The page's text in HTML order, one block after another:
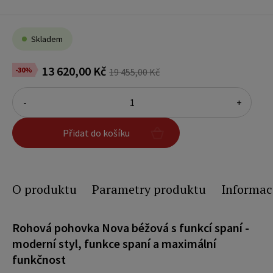
Skladem
-30% 13 620,00 Kč 19 455,00 Kč
- +
Přidat do košíku
O produktu Parametry produktu
Rohová pohovka Nova béžová s funkcí spaní -
moderní styl, funkce spaní a maximální
funkčnost